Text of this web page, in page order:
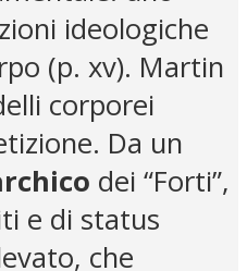
ideologiche
(p. xv). Martin
corporei
Da un
dei “Forti”,
e di status
che